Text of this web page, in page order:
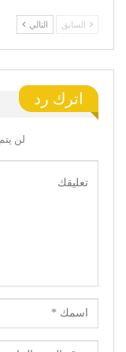
السابق التالي
اترك رد
لن